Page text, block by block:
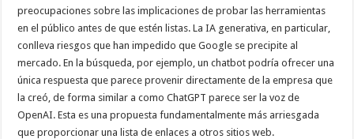
preocupaciones sobre las implicaciones de probar las herramientas
en el público antes de que estén listas. La IA generativa, en particular,
conlleva riesgos que han impedido que Google se precipite al
mercado. En la búsqueda, por ejemplo, un chatbot podría ofrecer una
única respuesta que parece provenir directamente de la empresa que
la creó, de forma similar a como ChatGPT parece ser la voz de
OpenAI. Esta es una propuesta fundamentalmente más arriesgada
que proporcionar una lista de enlaces a otros sitios web.